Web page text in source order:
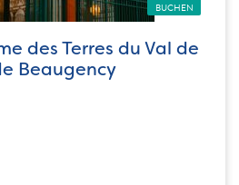
BUCHEN
des Terres du Val de
Beaugency